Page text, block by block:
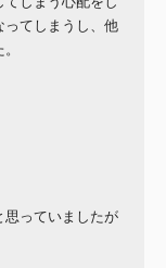
ってしまうし、他
思っていましたが